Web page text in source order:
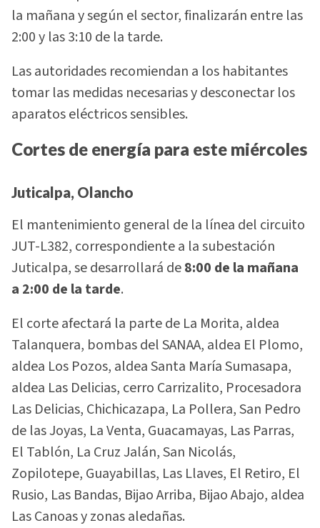
la mañana y según el sector, finalizarán entre las
2:00 y las 3:10 de la tarde.
Las autoridades recomiendan a los habitantes
tomar las medidas necesarias y desconectar los
aparatos eléctricos sensibles.
Cortes de energía para este miércoles
Juticalpa, Olancho
El mantenimiento general de la línea del circuito
JUT-L382, correspondiente a la subestación
Juticalpa, se desarrollará de8:00 de la mañana
a 2:00 de la tarde.
El corte afectará la parte de La Morita, aldea
Talanquera, bombas del SANAA, aldea El Plomo,
aldea Los Pozos, aldea Santa María Sumasapa,
aldea Las Delicias, cerro Carrizalito, Procesadora
Las Delicias, Chichicazapa, La Pollera, San Pedro
de las Joyas, La Venta, Guacamayas, Las Parras,
El Tablón, La Cruz Jalán, San Nicolás,
Zopilotepe, Guayabillas, Las Llaves, El Retiro, El
Rusio, Las Bandas, Bijao Arriba, Bijao Abajo, aldea
Las Canoas y zonas aledañas.